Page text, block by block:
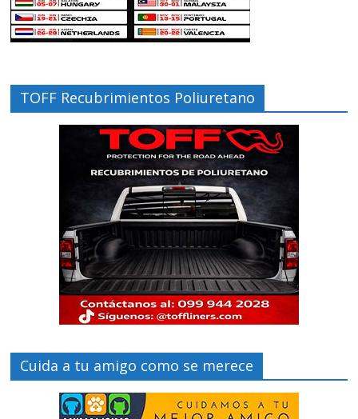
TOFF Recubrimientos Poliuretano
Cuida a tu amigo como se merece